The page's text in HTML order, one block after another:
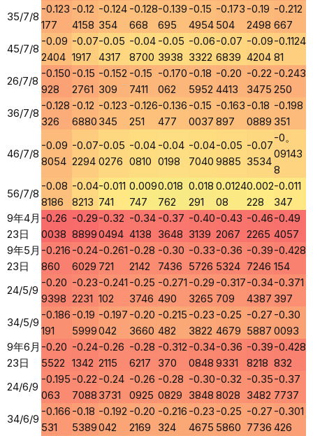
35/7/8
-0.123
177
-0.12
4158
-0.124
354
-0.128
668
-0.139
695
-0.15
4954
-0.173
504
-0.19
2498
-0.212
667
45/7/8
-0.09
2404
-0.07
1917
-0.05
4317
-0.04
8700
-0.05
3938
-0.06
3322
-0.07
6839
-0.09
4204
-0.1124
81
26/7/8
-0.150
928
-0.15
2761
-0.152
309
-0.15
7411
-0.170
062
-0.18
5952
-0.20
4413
-0.22
3475
-0.243
250
36/7/8
-0.128
326
-0.12
6880
-0.123
345
-0.126
251
-0.136
477
-0.15
0037
-0.163
897
-0.18
0889
-0.198
351
46/7/8
-0.09
8054
-0.07
2294
-0.05
0276
-0.04
0810
-0.04
0198
-0.04
7040
-0.05
9885
-0.07
3534
-0。
09143
8
56/7/8
-0.08
8186
-0.04
8213
-0.011
741
0.009
747
0.018
762
0.018
291
0.0124
08
0.002
228
-0.011
347
9年4月
23日
-0.26
0038
-0.29
8899
-0.32
0494
-0.34
4138
-0.37
3648
-0.40
3139
-0.43
2067
-0.46
2265
-0.49
4057
9年5月
23日
-0.216
860
-0.24
6029
-0.261
721
-0.28
2142
-0.30
7436
-0.33
5726
-0.36
5324
-0.39
7246
-0.428
154
24/5/9
-0.20
9398
-0.23
2231
-0.241
102
-0.25
3746
-0.271
490
-0.29
3265
-0.317
709
-0.34
4387
-0.371
397
34/5/9
-0.186
191
-0.19
5999
-0.197
042
-0.20
3660
-0.215
482
-0.23
3822
-0.25
4679
-0.27
5887
-0.30
0093
9年6月
23日
-0.20
5522
-0.24
1342
-0.26
2115
-0.28
6217
-0.312
370
-0.34
0848
-0.36
9331
-0.39
8218
-0.428
832
24/6/9
-0.195
063
-0.22
7088
-0.24
3731
-0.26
0925
-0.28
0829
-0.30
3848
-0.32
8028
-0.35
3482
-0.37
7737
34/6/9
-0.166
531
-0.18
5389
-0.192
042
-0.20
2169
-0.216
324
-0.23
4675
-0.25
5860
-0.27
7736
-0.301
426